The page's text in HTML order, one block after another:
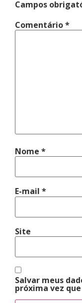
Campos
Comentário*
Nome *
E-mail *
Site
Salvar meus
próxima vez